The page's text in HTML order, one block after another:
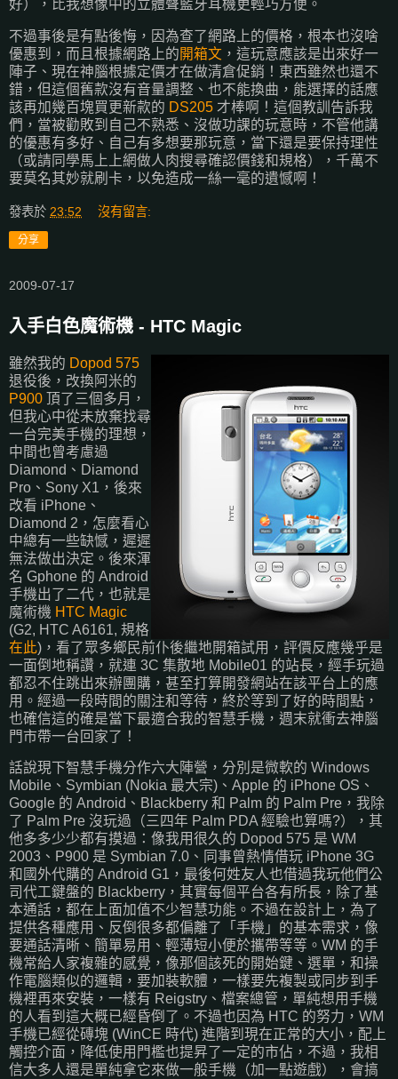
好），比我想像中的立體聲藍牙耳機更輕巧方便。
不過事後是有點後悔，因為查了網路上的價格，根本也沒啥
優惠到，而且根據網路上的開箱文 ，這玩意應該是出來好一
陣子、現在神腦根據定價才在做清倉促銷！東西雖然也還不
錯，但這個舊款沒有音量調整、也不能換曲，能選擇的話應
該再加幾百塊買更新款的 DS205 才棒啊！這個教訓告訴我
們，當被勸敗到自己不熟悉、沒做功課的玩意時，不管他講
的優惠有多好、自己有多想要那玩意，當下還是要保持理性
（或請同學馬上上網做人肉搜尋確認價錢和規格），千萬不
要莫名其妙就刷卡，以免造成一絲一毫的遺憾啊！
發表於 23:52 沒有留言:
分享
2009-07-17
入手白色魔術機 - HTC Magic
雖然我的 Dopod 575
退役後，改換阿米的
P900 頂了三個多月，
但我心中從未放棄找尋
一台完美手機的理想，
中間也曾考慮過
Diamond、Diamond
Pro、Sony X1，後來
改看 iPhone、
Diamond 2，怎麼看心
中總有一些缺憾，遲遲
無法做出決定。後來渾
名 Gphone 的 Android
手機出了二代，也就是
魔術機 HTC Magic
(G2, HTC A6161, 規格
在此)，看了眾多鄉民前仆後繼地開箱試用，評價反應幾乎是
一面倒地稱讚，就連 3C 集散地 Mobile01 的站長，經手玩過
都忍不住跳出來辦團購，甚至打算開發網站在該平台上的應
用。經過一段時間的關注和等待，終於等到了好的時間點，
也確信這的確是當下最適合我的智慧手機，週末就衝去神腦
門市帶一台回家了！
話說現下智慧手機分作六大陣營，分別是微軟的 Windows
Mobile、Symbian (Nokia 最大宗)、Apple 的 iPhone OS、
Google 的 Android、Blackberry 和 Palm 的 Palm Pre，我除
了 Palm Pre 沒玩過（三四年 Palm PDA 經驗也算嗎?），其
他多多少少都有摸過：像我用很久的 Dopod 575 是 WM
2003、P900 是 Symbian 7.0、同事曾熱情借玩 iPhone 3G
和國外代購的 Android G1，最後何姓友人也借過我玩他們公
司代工鍵盤的 Blackberry，其實每個平台各有所長，除了基
本通話，都在上面加值不少智慧功能。不過在設計上，為了
提供各種應用、反倒很多都偏離了「手機」的基本需求，像
要通話清晰、簡單易用、輕薄短小便於攜帶等等。WM 的手
機常給人家複雜的感覺，像那個該死的開始鍵、選單，和操
作電腦類似的邏輯，要加裝軟體，一樣要先複製或同步到手
機裡再來安裝，一樣有 Reigstry、檔案總管，單純想用手機
的人看到這大概已經昏倒了。不過也因為 HTC 的努力，WM
手機已經從磚塊 (WinCE 時代) 進階到現在正常的大小，配上
觸控介面，降低使用門檻也提昇了一定的市佔，不過，我相
信大多人還是單純拿它來做一般手機（加一點遊戲），會搞